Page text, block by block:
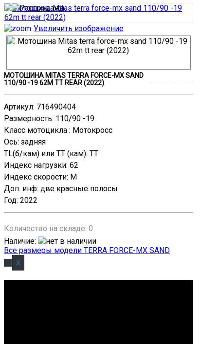
Увеличить изображение
МОТОШИНА MITAS TERRA FORCE-MX SAND
110/90 -19 62M TT REAR (2022)
Артикул: 716490404
Размерность: 110/90 -19
Класс мотоцикла : Мотокросс
Ось: задняя
TL(б/кам) или TT (кам): TT
Индекс нагрузки: 62
Индекс скорости: M
Доп. инф: две красные полосы
Год: 2022
Количество на складе: 0
Наличие:
Все размеры модели TERRA FORCE-MX SAND